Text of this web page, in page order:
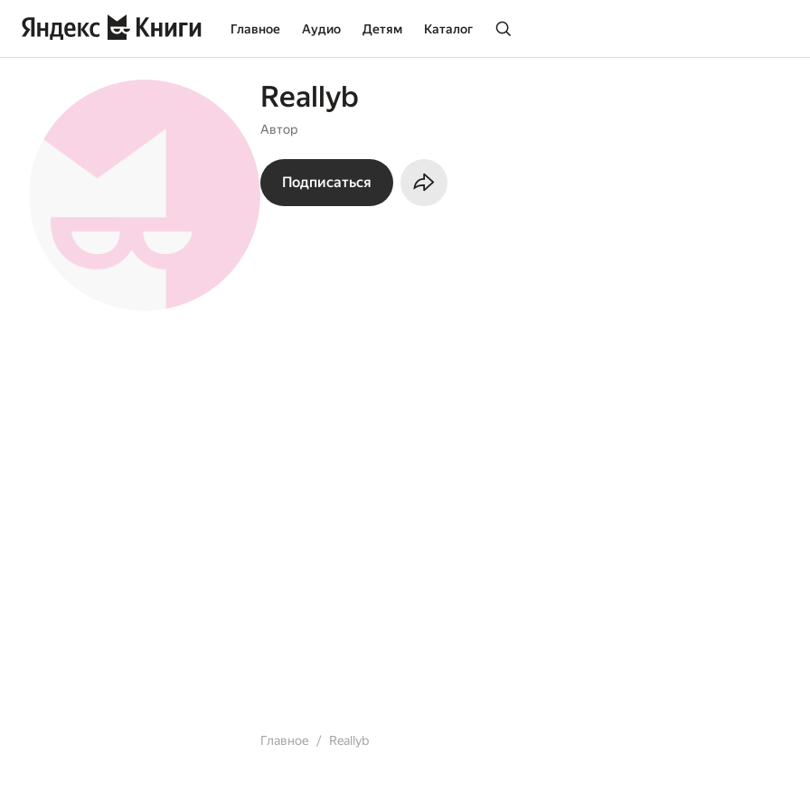
Главное Аудио Детям Каталог
Reallyb
Автор
Подписаться
Главное Reallyb